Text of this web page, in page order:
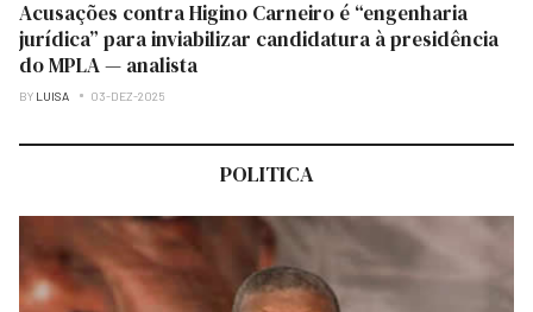
Acusações contra Higino Carneiro é “engenharia
jurídica” para inviabilizar candidatura à presidência
do MPLA — analista
BY LUISA 03-DEZ-2025
POLITICA